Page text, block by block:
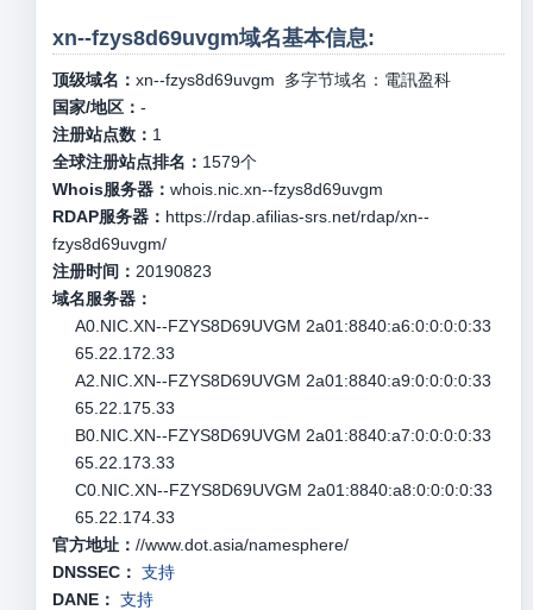
xn--fzys8d69uvgm域名基本信息:
顶级域名： xn--fzys8d69uvgm 多字节域名： 電訊盈科
国家/地区： -
注册站点数： 1
全球注册站点排名： 1579个
Whois服务器： whois.nic.xn--fzys8d69uvgm
RDAP服务器： https://rdap.afilias-srs.net/rdap/xn--
fzys8d69uvgm/
注册时间： 20190823
域名服务器：
A0.NIC.XN--FZYS8D69UVGM 2a01:8840:a6:0:0:0:0:33
65.22.172.33
A2.NIC.XN--FZYS8D69UVGM 2a01:8840:a9:0:0:0:0:33
65.22.175.33
B0.NIC.XN--FZYS8D69UVGM 2a01:8840:a7:0:0:0:0:33
65.22.173.33
C0.NIC.XN--FZYS8D69UVGM 2a01:8840:a8:0:0:0:0:33
65.22.174.33
官方地址： //www.dot.asia/namesphere/
DNSSEC： 支持
DANE： 支持